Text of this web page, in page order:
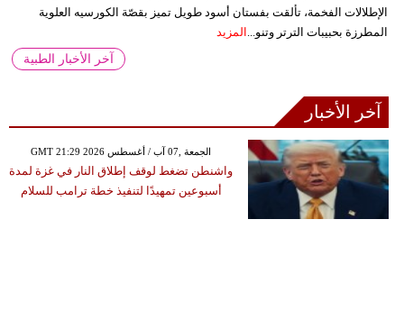
الإطلالات الفخمة، تألقت بفستان أسود طويل تميز بقصّة الكورسيه العلوية
المطرزة بحبيبات الترتر وتنو...
المزيد
آخر الأخبار الطبية
آخر الأخبار
GMT 21:29 2026 الجمعة ,07 آب / أغسطس
واشنطن تضغط لوقف إطلاق النار في غزة لمدة
أسبوعين تمهيدًا لتنفيذ خطة ترامب للسلام